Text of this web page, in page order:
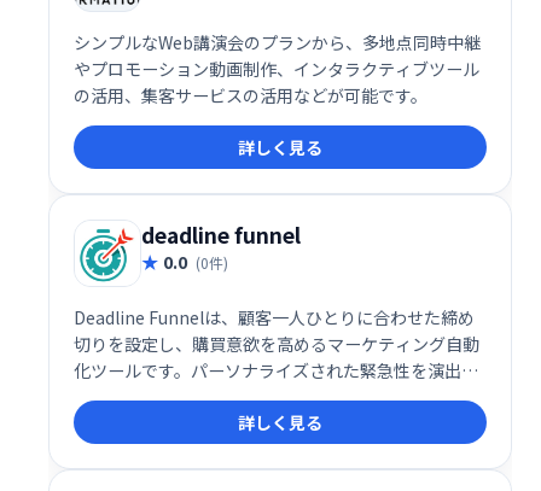
シンプルなWeb講演会のプランから、多地点同時中継
やプロモーション動画制作、インタラクティブツール
の活用、集客サービスの活用などが可能です。
詳しく見る
deadline funnel
0.0 (0件)
Deadline Funnelは、顧客一人ひとりに合わせた締め
切りを設定し、購買意欲を高めるマーケティング自動
化ツールです。パーソナライズされた緊急性を演出す
ることで、売上アップとビジネス成長を促進します。
独自の期限設定機能で、より効果的なマーケティング
を実現しましょう。
詳しく見る